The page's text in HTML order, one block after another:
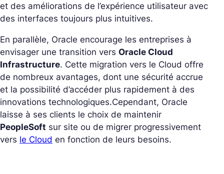
et des améliorations de l’expérience utilisateur avec
des interfaces toujours plus intuitives.
En parallèle, Oracle encourage les entreprises à
envisager une transition vers Oracle Cloud
Infrastructure. Cette migration vers le Cloud offre
de nombreux avantages, dont une sécurité accrue
et la possibilité d’accéder plus rapidement à des
innovations technologiques.Cependant, Oracle
laisse à ses clients le choix de maintenir
PeopleSoft sur site ou de migrer progressivement
vers le Cloud en fonction de leurs besoins.